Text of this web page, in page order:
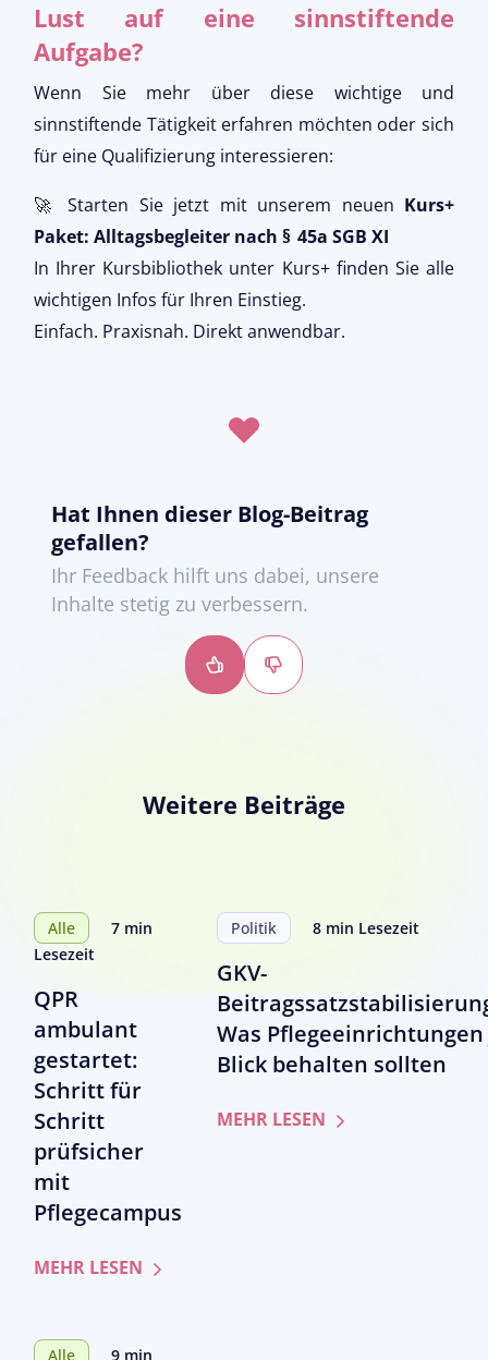
Lust auf eine sinnstiftende
Aufgabe?
Wenn Sie mehr über diese wichtige und
sinnstiftende Tätigkeit erfahren möchten oder sich
für eine Qualifizierung interessieren:
🚀 Starten Sie jetzt mit unserem neuen Kurs+
Paket: Alltagsbegleiter nach § 45a SGB XI
In Ihrer Kursbibliothek unter Kurs+ finden Sie alle
wichtigen Infos für Ihren Einstieg.
Einfach. Praxisnah. Direkt anwendbar.
Hat Ihnen dieser Blog-Beitrag
gefallen?
Ihr Feedback hilft uns dabei, unsere
Inhalte stetig zu verbessern.
Daumen
hoch
Daumen
runter
Weitere Beiträge
Alle
7 min
Lesezeit
QPR
ambulant
gestartet:
Schritt für
Schritt
prüfsicher
mit
Pflegecampus
MEHR LESEN zum
Politik 8 min Lesezeit
GKV-
Was
Blick behalten sollten
MEHR LESEN zum
Alle 9 min